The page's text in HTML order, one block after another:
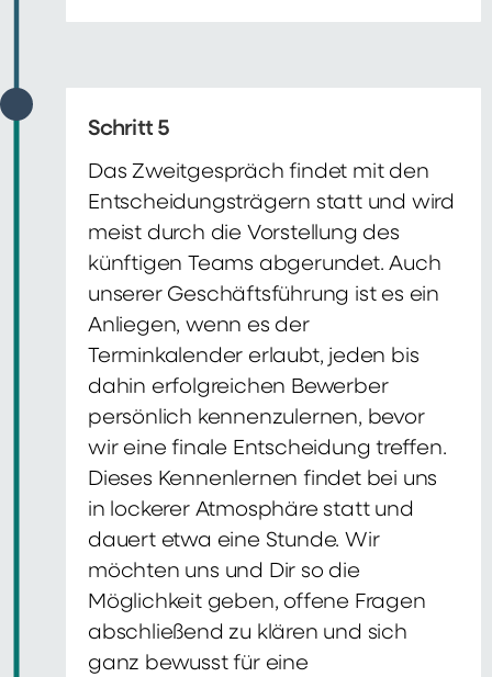
Schritt 5
Das Zweitgespräch findet mit den
Entscheidungsträgern statt und wird
meist durch die Vorstellung des
künftigen Teams abgerundet. Auch
unserer Geschäftsführung ist es ein
Anliegen, wenn es der
Terminkalender erlaubt, jeden bis
dahin erfolgreichen Bewerber
persönlich kennenzulernen, bevor
wir eine finale Entscheidung treffen.
Dieses Kennenlernen findet bei uns
in lockerer Atmosphäre statt und
dauert etwa eine Stunde. Wir
möchten uns und Dir so die
Möglichkeit geben, offene Fragen
abschließend zu klären und sich
ganz bewusst für eine